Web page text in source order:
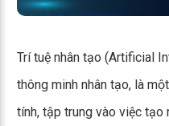
Trí tuệ nhân tạo (Artificial
thông minh nhân tạo, là
tính, tập trung vào việc tạo